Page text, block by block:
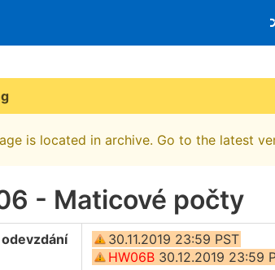
is located in archive. Go to the latest
- Maticové počty
30.11.2019 23:59 PST
HW06B 30.12.2019 23:59